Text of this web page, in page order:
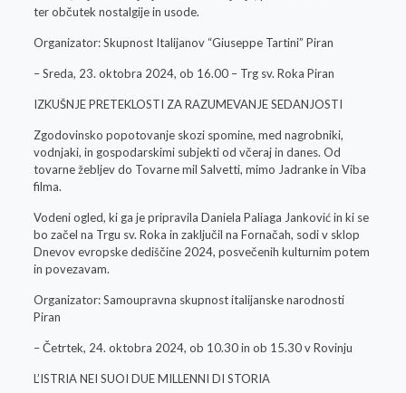
ter občutek nostalgije in usode.
Organizator: Skupnost Italijanov “Giuseppe Tartini” Piran
– Sreda, 23. oktobra 2024, ob 16.00 – Trg sv. Roka Piran
IZKUŠNJE PRETEKLOSTI ZA RAZUMEVANJE SEDANJOSTI
Zgodovinsko popotovanje skozi spomine, med nagrobniki,
vodnjaki, in gospodarskimi subjekti od včeraj in danes. Od
tovarne žebljev do Tovarne mil Salvetti, mimo Jadranke in Viba
filma.
Vodeni ogled, ki ga je pripravila Daniela Paliaga Janković in ki se
bo začel na Trgu sv. Roka in zaključil na Fornačah, sodi v sklop
Dnevov evropske dediščine 2024, posvečenih kulturnim potem
in povezavam.
Organizator: Samoupravna skupnost italijanske narodnosti
Piran
– Četrtek, 24. oktobra 2024, ob 10.30 in ob 15.30 v Rovinju
L’ISTRIA NEI SUOI DUE MILLENNI DI STORIA